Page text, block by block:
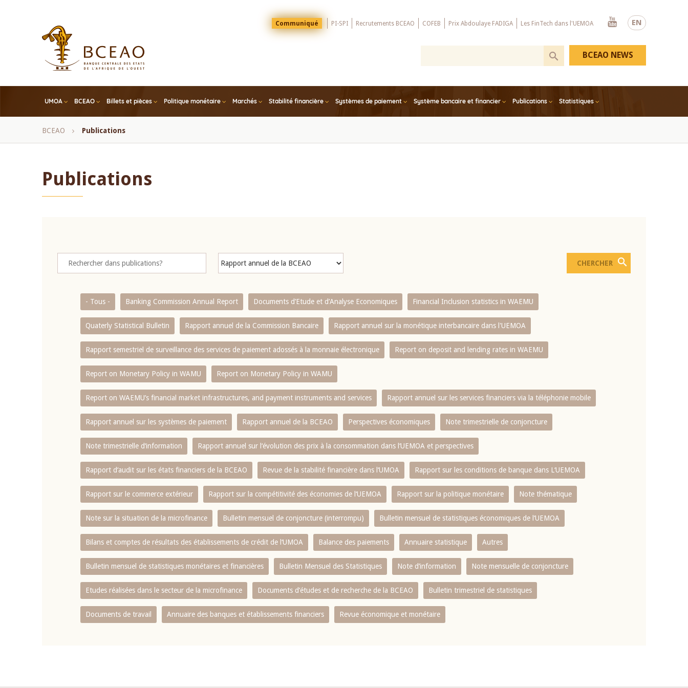
EN
Menu
Top
Communiqué PI-SPI Recrutements BCEAO COFEB Prix Abdoulaye FADIGA Les FinTech dans l'UEMOA
Youtube
UMOA BCEAO Billets et pièces Politique monétaire Marchés Stabilité financière Systèmes de paiement Système bancaire et financier Publications Statistiques
BCEAO NEWS
Fil
BCEAO Publications
Publications
- Tous - Banking Commission Annual Report Documents d’Etude et d’Analyse Economiques Financial Inclusion statistics in WAEMU
Quaterly Statistical Bulletin Rapport annuel de la Commission Bancaire Rapport annuel sur la monétique interbancaire dans l'UEMOA
Rapport semestriel de surveillance des services de paiement adossés à la monnaie électronique Report on deposit and lending rates in WAEMU
Report on Monetary Policy in WAMU Report on Monetary Policy in WAMU
Report on WAEMU’s financial market infrastructures, and payment instruments and services Rapport annuel sur les services financiers via la téléphonie mobile
Rapport annuel sur les systèmes de paiement Rapport annuel de la BCEAO Perspectives économiques Note trimestrielle de conjoncture
Note trimestrielle d‘information Rapport annuel sur l‘évolution des prix à la consommation dans l‘UEMOA et perspectives
Rapport d‘audit sur les états financiers de la BCEAO Revue de la stabilité financière dans l‘UMOA Rapport sur les conditions de banque dans L‘UEMOA
Rapport sur le commerce extérieur Rapport sur la compétitivité des économies de l‘UEMOA Rapport sur la politique monétaire Note thématique
Note sur la situation de la microfinance Bulletin mensuel de conjoncture (interrompu) Bulletin mensuel de statistiques économiques de l‘UEMOA
Bilans et comptes de résultats des établissements de crédit de l‘UMOA Balance des paiements Annuaire statistique Autres
Bulletin mensuel de statistiques monétaires et financières Bulletin Mensuel des Statistiques Note d’information Note mensuelle de conjoncture
Etudes réalisées dans le secteur de la microfinance Documents d’études et de recherche de la BCEAO Bulletin trimestriel de statistiques
Documents de travail Annuaire des banques et établissements financiers Revue économique et monétaire